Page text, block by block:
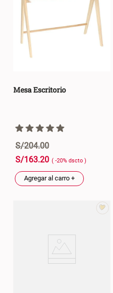
Mesa Escritorio
S/204.00
S/163.20 ( -20% dscto )
Agregar al carro +